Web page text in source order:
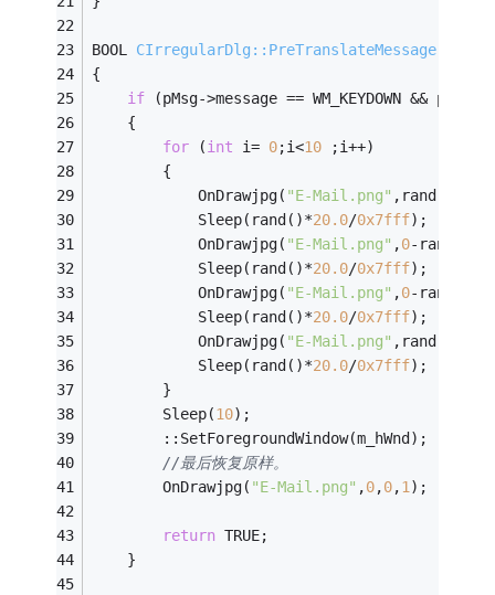
BOOL CIrregularDlg::PreTranslateMessage
{
if (pMsg->message == WM_KEYDOWN && pMsg-
    {
for (int i= 0;i<10 ;i++)
        {
            OnDrawjpg(
"E-Mail.png" ,rand()*
            Sleep(rand()*
20.0/0x7fff);
            OnDrawjpg(
"E-Mail.png" ,0-rand()*
            Sleep(rand()*
20.0/0x7fff);
            OnDrawjpg(
"E-Mail.png" ,0-rand()*
            Sleep(rand()*
20.0/0x7fff);
            OnDrawjpg(
"E-Mail.png" ,rand()*
            Sleep(rand()*
20.0/0x7fff);
        }
        Sleep(
10);
        ::SetForegroundWindow(m_hWnd);
//最后恢复原样。
        OnDrawjpg(
"E-Mail.png" ,0,0,1);
return TRUE;
    }